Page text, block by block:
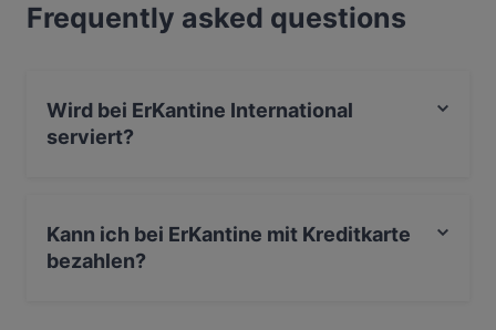
kompletten Feinschmeckererlebnis bist, entdecke
die Gerichte im ErKantine und erlebe authentische
Frequently asked questions
Wird bei ErKantine International
serviert?
Kann ich bei ErKantine mit Kreditkarte
bezahlen?